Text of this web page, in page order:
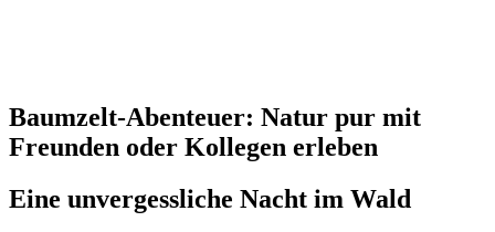
Baumzelt-Abenteuer: Natur pur mit
Freunden oder Kollegen erleben
Eine unvergessliche Nacht im Wald